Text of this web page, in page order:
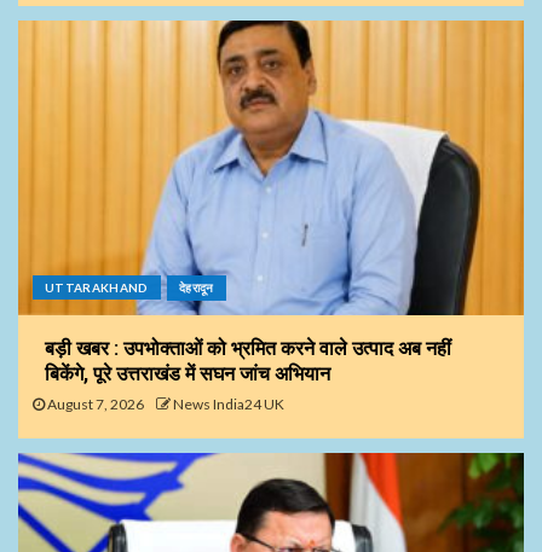
UTTARAKHAND देहरादून
बड़ी खबर : उपभोक्ताओं को भ्रमित करने वाले उत्पाद अब नहीं
बिकेंगे, पूरे उत्तराखंड में सघन जांच अभियान
August 7, 2026 News India24 UK